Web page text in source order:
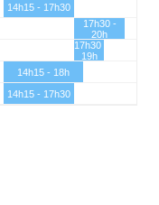
14h15 - 17h30
17h30 -
20h
17h30 -
19h
14h15 - 18h
14h15 - 17h30